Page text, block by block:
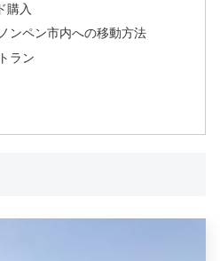
購入
ンペン市内への移動方法
ラン